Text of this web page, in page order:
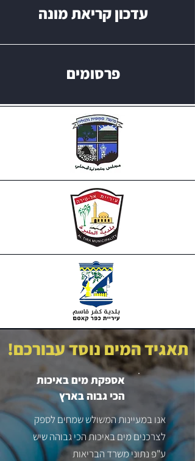
עדכון קריאת מונה
פרסומים
תאגיד המים נוסד עבורכם!
אספקת מים באיכות
הכי גבוה בארץ
אנו במעיינות המשולש שמחים לספק
לצרכנים מים באיכות הכי גבוהה שיש
ע"פ נתוני משרד הבריאות